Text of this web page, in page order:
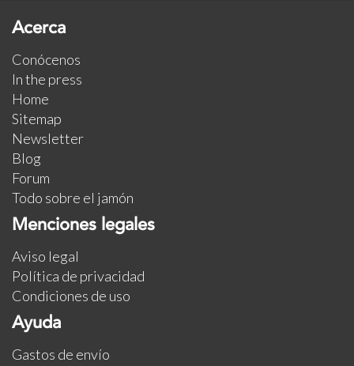
Acerca
Conócenos
In the press
Home
Sitemap
Newsletter
Blog
Forum
Todo sobre el jamón
Menciones legales
Aviso legal
Política de privacidad
Condiciones de uso
Ayuda
Gastos de envío